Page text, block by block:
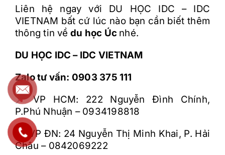
Liên hệ ngay với DU HỌC IDC – IDC
VIETNAM bất cứ lúc nào bạn cần biết thêm
thông tin về du học Úc nhé.
DU HỌC IDC – IDC VIETNAM
Zalo tư vấn: 0903 375 111
VP HCM: 222 NguyễnĐình Chính,
P.Phú Nhuận – 0934198818
VP ĐN: 24 Nguyễn Thị Minh Khai, P. Hải
Châu– 0842069222